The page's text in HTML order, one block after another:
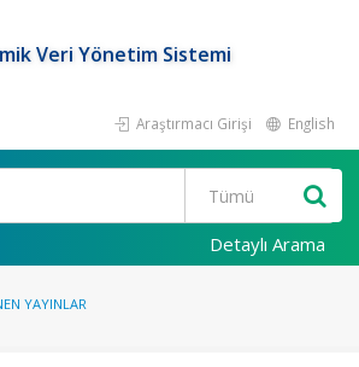
Veri Yönetim Sistemi
Araştırmacı Girişi English
Detaylı Arama
YAYINLAR